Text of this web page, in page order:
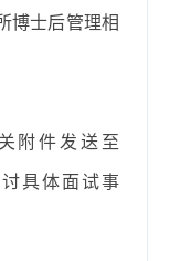
博士后管理相
附件发送至
具体面试事